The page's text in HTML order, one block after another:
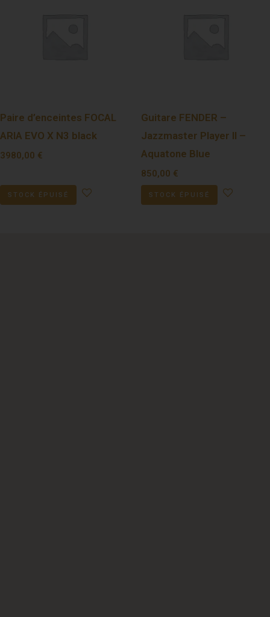
Paire d’enceintes FOCAL
ARIA EVO X N3 black
3980,00 €
STOCK ÉPUISÉ
Guitare FENDER –
Jazzmaster Player II –
Aquatone Blue
850,00 €
STOCK ÉPUISÉ